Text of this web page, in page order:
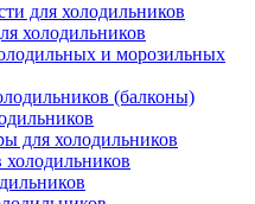
для холодильников
холодильников
и морозильных
(балконы)
для холодильников